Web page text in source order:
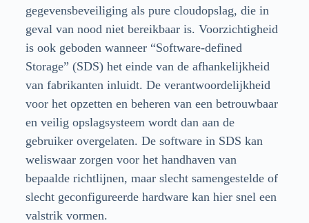
gegevensbeveiliging als pure cloudopslag, die in
geval van nood niet bereikbaar is. Voorzichtigheid
is ook geboden wanneer “Software-defined
Storage” (SDS) het einde van de afhankelijkheid
van fabrikanten inluidt. De verantwoordelijkheid
voor het opzetten en beheren van een betrouwbaar
en veilig opslagsysteem wordt dan aan de
gebruiker overgelaten. De software in SDS kan
weliswaar zorgen voor het handhaven van
bepaalde richtlijnen, maar slecht samengestelde of
slecht geconfigureerde hardware kan hier snel een
valstrik vormen.